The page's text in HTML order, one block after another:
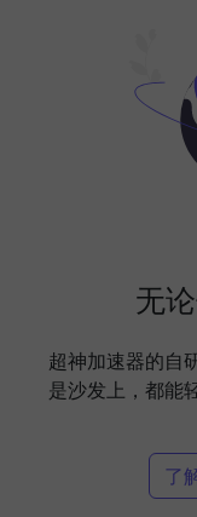
无
超神加速器的自
是沙发上，都能
了